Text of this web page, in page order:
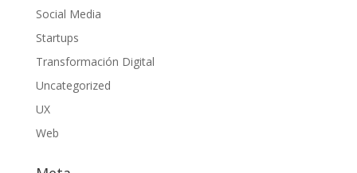
Social Media
Startups
Transformación Digital
Uncategorized
UX
Web